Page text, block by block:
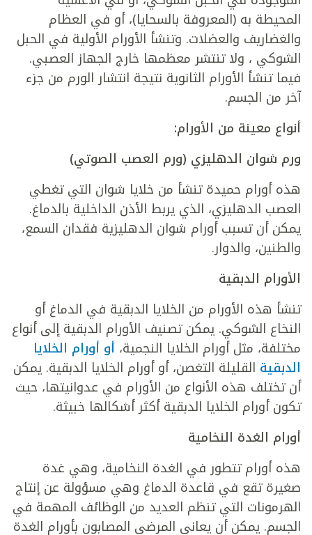
المحيطة به (المعروفة بالسحايا)، أو في العظام
والغضاريف والعضلات. وتنشأ الأورام الأولية في الحبل
الشوكي ، ولا تنتشر معظمها خارج الجهاز العصبي.
فيما تنشأ الأورام الثانوية نتيجة انتشار الورم من جزء
آخر من الجسم.
أنواع معينة من الأورام:
ورم شوان الدهليزي (ورم العصب الصوتي)
هذه أورام حميدة تنشأ من خلايا شوان التي تغطي
العصب الدهليزي، الذي يربط الأذن الداخلية بالدماغ.
يمكن أن تسبب أورام شوان الدهليزية فقدان السمع،
والطنين، والدوار.
الأورام الدبقية
تنشأ هذه الأورام من الخلايا الدبقية في الدماغ أو
النخاع الشوكي. يمكن تصنيف الأورام الدبقية إلى أنواع
مختلفة، مثل أورام الخلايا النجمية، أو أورام الخلايا
الدبقية القليلة التغصن، أو أورام الخلايا الدبقية. يمكن
أن تختلف هذه الأنواع من الأورام في عدوانيتها، حيث
تكون أورام الخلايا الدبقية أكثر أشكالها خبيثة.
أورام الغدة النخامية
هذه أورام تتطور في الغدة النخامية، وهي غدة
صغيرة تقع في قاعدة الدماغ وهي مسؤولة عن إنتاج
الهرمونات التي تنظم العديد من الوظائف المهمة في
الجسم. يمكن أن يعاني المرضى المصابون بأورام الغدة